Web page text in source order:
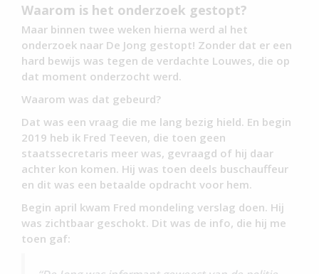
Waarom is het onderzoek gestopt?
Maar binnen twee weken hierna werd al het
onderzoek naar De Jong gestopt! Zonder dat er een
hard bewijs was tegen de verdachte Louwes, die op
dat moment onderzocht werd.
Waarom was dat gebeurd?
Dat was een vraag die me lang bezig hield. En begin
2019 heb ik Fred Teeven, die toen geen
staatssecretaris meer was, gevraagd of hij daar
achter kon komen. Hij was toen deels buschauffeur
en dit was een betaalde opdracht voor hem.
Begin april kwam Fred mondeling verslag doen. Hij
was zichtbaar geschokt. Dit was de info, die hij me
toen gaf: